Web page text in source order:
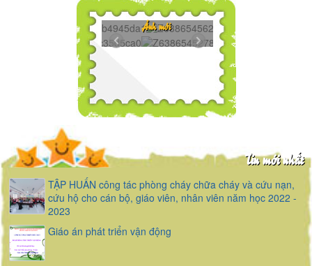
Z6386545625272...
Z6386545278606...
Ảnh mới
Tin mới nhất
TẬP HUẤN công tác phòng cháy chữa cháy và cứu nạn,
cứu hộ cho cán bộ, giáo viên, nhân viên năm học 2022 -
2023
Giáo án phát triển vận động